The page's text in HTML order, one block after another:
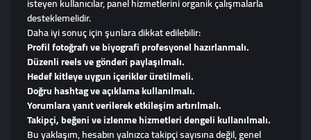
desteklemelidir.
Daha iyi sonuç için şunlara dikkat edilebilir:
Profil fotoğrafı ve biyografi profesyonel hazırlanmalı.
Düzenli reels ve gönderi paylaşılmalı.
Hedef kitleye uygun içerikler üretilmeli.
Doğru hashtag ve açıklama kullanılmalı.
Yorumlara yanıt verilerek etkileşim artırılmalı.
Takipçi, beğeni ve izlenme hizmetleri dengeli kullanılmalı.
Bu yaklaşım, hesabın yalnızca takipçi sayısına değil, genel